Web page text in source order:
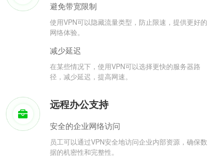
避免带宽限制
使用VPN可以隐藏流量类型，防止限速，提供更好的
网络体验。
减少延迟
在某些情况下，使用VPN可以选择更快的服务器路
径，减少延迟，提高网速。
远程办公支持
安全的企业网络访问
员工可以通过VPN安全地访问企业内部资源，确保数
据的机密性和完整性。